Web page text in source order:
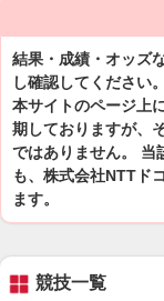
結果・成績・オッズ
し確認してください。
本サイトのページ上
期しておりますが、
ではありません。 当
も、株式会社NTTド
ます。
競技一覧